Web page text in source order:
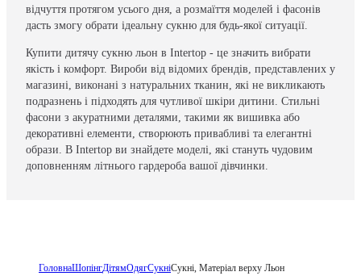
відчуття протягом усього дня, а розмаїття моделей і фасонів
дасть змогу обрати ідеальну сукню для будь-якої ситуації.
Купити дитячу сукню льон в Intertop - це значить вибрати
якість і комфорт. Вироби від відомих брендів, представлених у
магазині, виконані з натуральних тканин, які не викликають
подразнень і підходять для чутливої шкіри дитини. Стильні
фасони з акуратними деталями, такими як вишивка або
декоративні елементи, створюють привабливі та елегантні
образи. В Intertop ви знайдете моделі, які стануть чудовим
доповненням літнього гардероба вашої дівчинки.
ГоловнаШопінгДітямОдягСукніСукні, Матеріал верху Льон